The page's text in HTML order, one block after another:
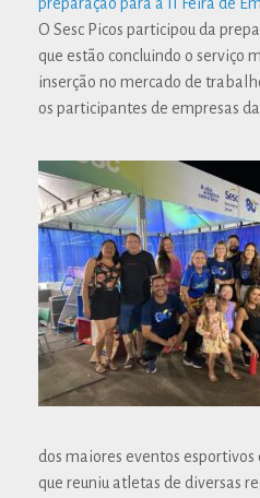
O Sesc Picos participou da
que estão concluindo o serviço
inserção no mercado de
os participantes de empresas da
dos maiores eventos esportivos
que reuniu atletas de diversas